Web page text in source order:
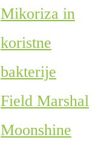
Mikoriza in
koristne
bakterije
Field Marshal
Moonshine